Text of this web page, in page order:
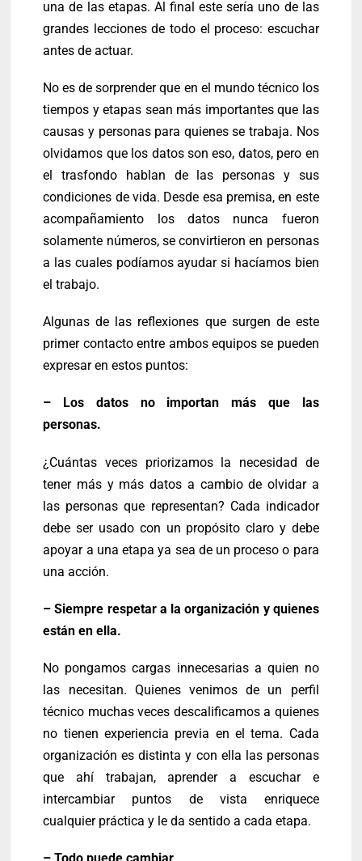
una de las etapas. Al final este sería uno de las
grandes lecciones de todo el proceso: escuchar
antes de actuar.
No es de sorprender que en el mundo técnico los
tiempos y etapas sean más importantes que las
causas y personas para quienes se trabaja. Nos
olvidamos que los datos son eso, datos, pero en
el trasfondo hablan de las personas y sus
condiciones de vida. Desde esa premisa, en este
acompañamiento los datos nunca fueron
solamente números, se convirtieron en personas
a las cuales podíamos ayudar si hacíamos bien
el trabajo.
Algunas de las reflexiones que surgen de este
primer contacto entre ambos equipos se pueden
expresar en estos puntos:
– Los datos no importan más que las
personas.
¿Cuántas veces priorizamos la necesidad de
tener más y más datos a cambio de olvidar a
las personas que representan? Cada indicador
debe ser usado con un propósito claro y debe
apoyar a una etapa ya sea de un proceso o para
una acción.
– Siempre respetar a la organización y quienes
están en ella.
No pongamos cargas innecesarias a quien no
las necesitan. Quienes venimos de un perfil
técnico muchas veces descalificamos a quienes
no tienen experiencia previa en el tema. Cada
organización es distinta y con ella las personas
que ahí trabajan, aprender a escuchar e
intercambiar puntos de vista enriquece
cualquier práctica y le da sentido a cada etapa.